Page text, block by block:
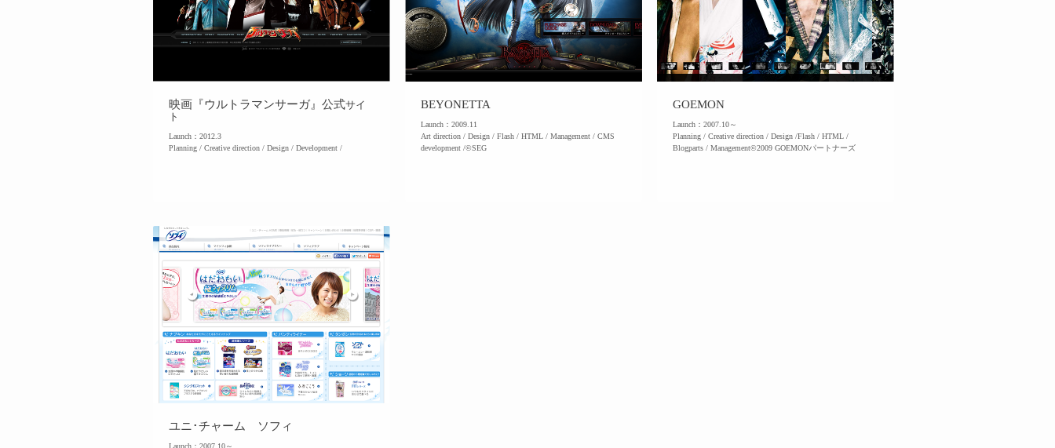
映画『ウルトラマンサーガ』公式サイ
ト
Launch：2012.3
Planning / Creative direction / Design / Development /
BEYONETTA
Launch：2009.11
Art direction / Design / Flash / HTML / Management / CMS
development /©SEG
GOEMON
Launch：2007.10～
Planning / Creative direction / Design /Flash / HTML /
Blogparts / Management©2009 GOEMONパートナーズ
ユニ･チャーム ソフィ
Launch：2007.10～